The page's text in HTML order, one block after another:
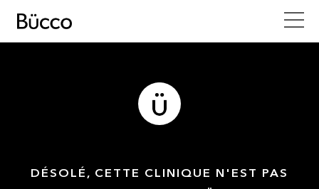
DÉSOLÉ, CETTE CLINIQUE N'EST PAS